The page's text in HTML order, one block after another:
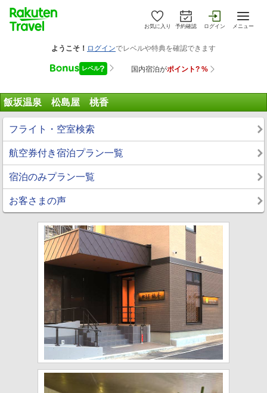
お気に入り 予約確認 ログイン メニュー
飯坂温泉 松島屋 桃香
フライト・空室検索
航空券付き宿泊プラン一覧
宿泊のみプラン一覧
お客さまの声